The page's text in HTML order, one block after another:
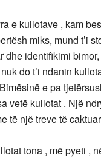
e kullotave , kam
miks, mund t’i
dhe identifikimi
do t’i ndanin
e pa
vetë kullotat . Një
të një treve të
tona , më pyeti ,